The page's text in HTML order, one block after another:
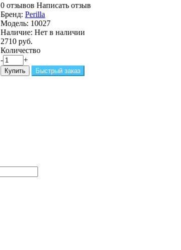
0 отзывов Написать отзыв
Бренд: Perilla
Модель: 10027
Наличие: Нет в наличии
2710 руб.
Количество
-
+
Купить Быстрый заказ